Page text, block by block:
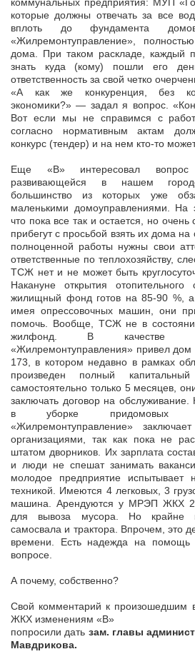
коммунальных предприятия: МУП
которые должны отвечать за все
вплоть до фундамента
«Жилремонтуправление»,
дома. При таком раскладе, каждый
знать куда (кому) пошли его
ответственность за свой четко
«А как же конкуренция, без
экономики?» — задал я вопрос.
Вот если мы не справимся с
согласно нормативным актам
конкурс (тендер) и на нем кто-то
Еще «В» интересовал
развивающейся в нашем
большинство из которых уже
маленькими домоуправлениями. На
что пока все так и остается, но
прибегут с просьбой взять их дома
полноценной работы нужны свои
ответственные по теплохозяйству,
ТСЖ нет и не может быть
Накануне открытия отопительного
жилищный фонд готов на 85-90 %,
имея опрессовочных машин, они
помочь. Вообще, ТСЖ не в
жилфонд. В качестве
«Жилремонтуправления» привел дом
173, в котором недавно в рамках
произведен полный
самостоятельно только 5 месяцев,
заключать договор на
в уборке придомовых
«Жилремонтуправление»
организациями, так как пока не
штатом дворников. Их зарплата
и люди не спешат занимать
молодое предприятие испытывает
техникой. Имеются 4 легковых, 3
машина. Арендуются у МРЭП ЖКХ 2
для вывоза мусора. Но крайне
самосвала и трактора. Впрочем, это
времени. Есть надежда на помощь
вопросе.
А почему, собственно?
Свой комментарий к произошедшим
ЖКХ изменениям «В»
попросили дать зам. главы
Мавдрикова.